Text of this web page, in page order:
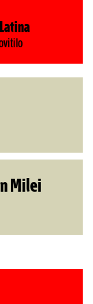
Milei